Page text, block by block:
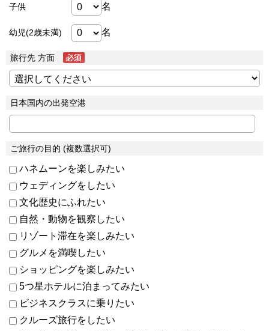
子供 名
幼児(2歳未満) 名
旅行先 方面
日本国内の出発空港
ご旅行の目的 (複数選択可)
ハネムーンを楽しみたい
ウェディングをしたい
文化歴史にふれたい
自然・動物を観察したい
リゾート滞在を楽しみたい
グルメを満喫したい
ショッピングを楽しみたい
5つ星ホテルに泊まってみたい
ビジネスクラスに乗りたい
クルーズ旅行をしたい